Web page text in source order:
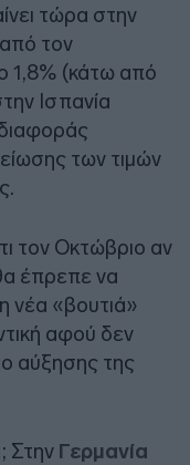
τώρα στην
τον
1,8% (κάτω από
Ισπανία
των τιμών
τον Οκτώβριο αν
έπρεπε να
νέα «βουτιά»
αφού δεν
αύξησης της
Στην Γερμανία